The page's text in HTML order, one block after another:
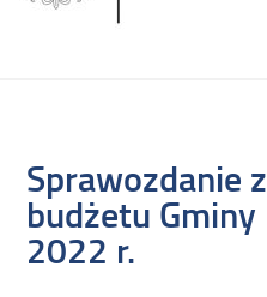
Sprawozdanie
budżetu Gminy
2022 r.